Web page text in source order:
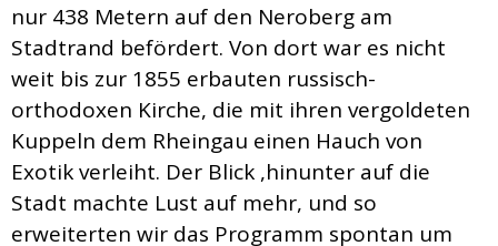
nur 438 Metern auf den Neroberg am
Stadtrand befördert. Von dort war es nicht
weit bis zur 1855 erbauten russisch-
orthodoxen Kirche, die mit ihren vergoldeten
Kuppeln dem Rheingau einen Hauch von
Exotik verleiht. Der Blick ,hinunter auf die
Stadt machte Lust auf mehr, und so
erweiterten wir das Programm spontan um